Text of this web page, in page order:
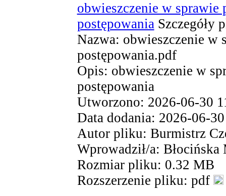
obwieszczenie w sprawie
postępowania Szczegóły
Nazwa: obwieszczenie w
postępowania.pdf
Opis: obwieszczenie w
postępowania
Utworzono: 2026-06-30
Data dodania: 2026-06-
Autor pliku: Burmistrz
Wprowadził/a: Błocińska
Rozmiar pliku: 0.32 MB
Rozszerzenie pliku: pdf